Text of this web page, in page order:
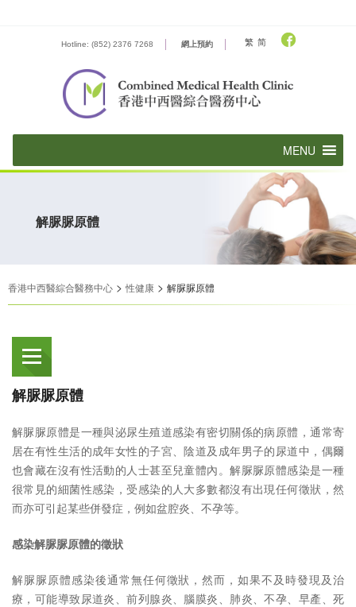
Hotline: (852) 2376 7268 網上預約 繁 简
解脲脲原體
香港中西醫綜合醫務中心 > 性健康 > 解脲脲原體
解脲脲原體
解脲脲原體是一種與泌尿生殖道感染有密切關係的病原體，通常寄
居在有性生活的成年女性的子宮、陰道及成年男子的尿道中，偶爾
也會藏在沒有性活動的人士甚至兒童體內。解脲脲原體感染是一種
很常見的細菌性感染，受感染的人大多數都沒有出現任何徵狀，然
而亦可引起某些併發症，例如盆腔炎、不孕等。
感染解脲脲原體的徵狀
解脲脲原體感染後通常無任何徵狀，然而，如果不及時發現及治
療，可能導致尿道炎、前列腺炎、腦膜炎、肺炎、不孕、早產、死